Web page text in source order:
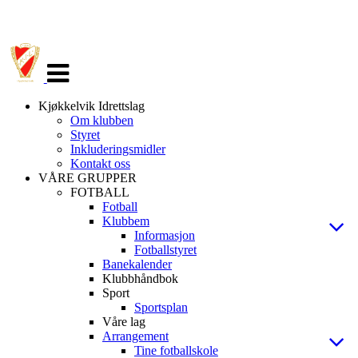
navigasjon
Kjøkkelvik Idrettslag
Om klubben
Styret
Inkluderingsmidler
Kontakt oss
VÅRE GRUPPER
FOTBALL
Fotball
Klubbem
Informasjon
Fotballstyret
Banekalender
Klubbhåndbok
Sport
Sportsplan
Våre lag
Arrangement
Tine fotballskole